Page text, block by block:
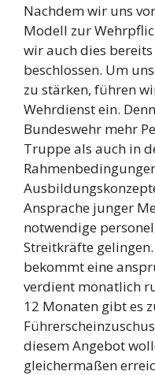
Nachdem wir uns
Modell zur
wir auch dies
beschlossen. Um
zu stärken, führen
Wehrdienst ein.
Bundeswehr mehr
Truppe als auch in
Ansprache junger
notwendige
Streitkräfte
bekommt eine
verdient monatlich
12 Monaten gibt es
diesem Angebot
gleichermaßen